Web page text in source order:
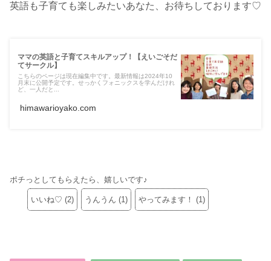
英語も子育ても楽しみたいあなた、お待ちしております♡
ママの英語と子育てスキルアップ！【えいごそだ
てサークル】
こちらのページは現在編集中です。最新情報は2024年10
月末に公開予定です。せっかくフォニックスを学んだけれ
ど、一人だと...
himawarioyako.com
ポチっとしてもらえたら、嬉しいです♪
いいね♡ (2) うんうん (1) やってみます！ (1)